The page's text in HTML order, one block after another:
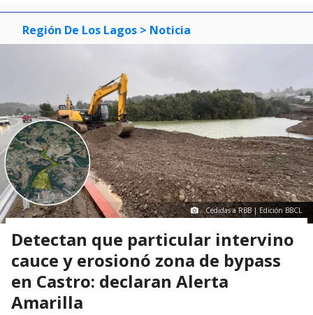
Región De Los Lagos > Noticia
Cedidas a RBB | Edición BBCL
Detectan que particular intervino
cauce y erosionó zona de bypass
en Castro: declaran Alerta
Amarilla